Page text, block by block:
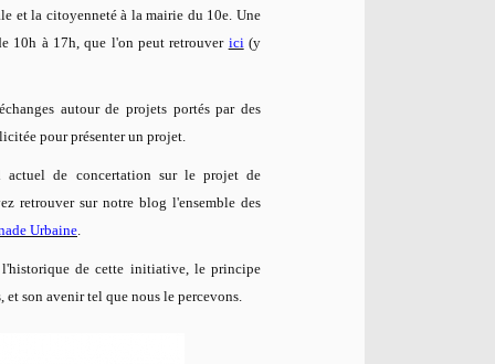
et la citoyenneté à la mairie du 10e. Une
10h à 17h, que l'on peut retrouver ici (y
autour de projets portés par des
pour présenter un projet.
actuel de concertation sur le projet de
retrouver sur notre blog l'ensemble des
Urbaine
l'historique de cette initiative, le principe
son avenir tel que nous le percevons.